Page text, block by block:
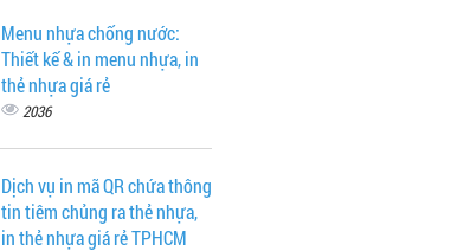
Menu nhựa chống nước:
Thiết kế & in menu nhựa, in
thẻ nhựa giá rẻ
2036
Dịch vụ in mã QR chứa thông
tin tiêm chủng ra thẻ nhựa,
in thẻ nhựa giá rẻ TPHCM